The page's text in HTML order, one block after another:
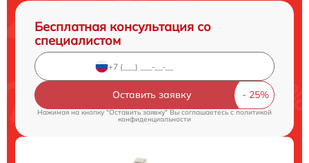
Бесплатная консультация со
специалистом
Оставить заявку
Нажимая на кнопку "Оставить заявку" Вы соглашаетесь cполитикой
конфиденциальности